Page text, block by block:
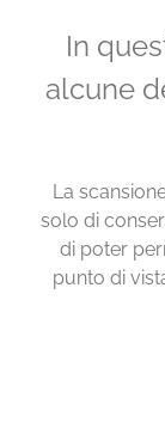
In
alcune
La
solo di
di poter
punto di